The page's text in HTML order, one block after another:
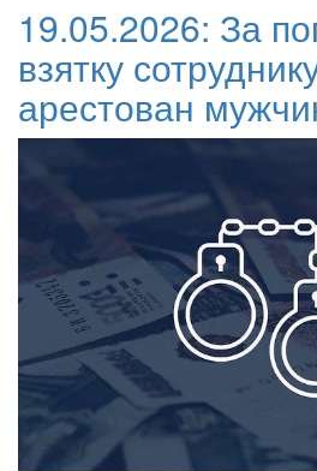
19.05.2026: За
взятку
арестован